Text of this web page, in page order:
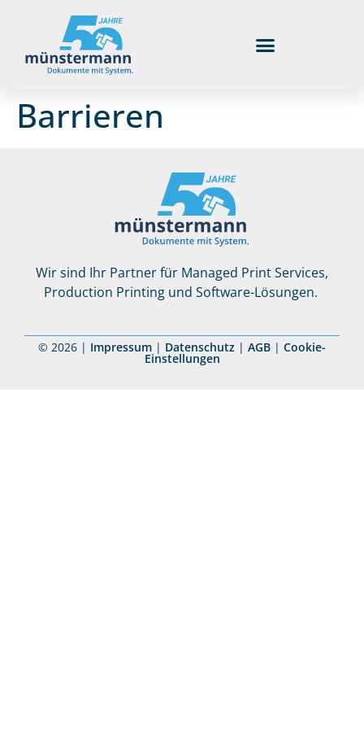
Barrieren
Wir sind Ihr Partner für Managed Print Services,
Production Printing und Software-Lösungen.
© 2026 | Impressum | Datenschutz | AGB | Cookie-
Einstellungen